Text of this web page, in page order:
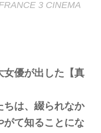
3 CINEMA
女優が出した【真
ちは、綴られなか
がて知ることにな